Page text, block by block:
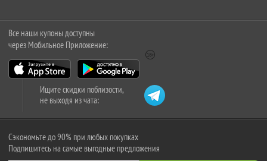
Все наши купоны доступны
через Мобильное Приложение:
Ищите скидки поблизости,
не выходя из чата:
Сэкономьте до 90% при любых покупках
Подпишитесь на самые выгодные предложения